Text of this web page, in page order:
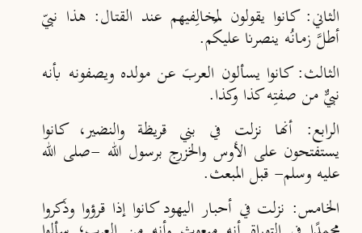
الثاني: كانوا يقولون لمُخالِفيهم عند القتال: هذا نبيّ
أطلَّ زمانُه ينصرنا عليكم.
الثالث: كانوا يسألون العربَ عن مولده ويصفونه بأنه
نبيٌّ من صفتِه كذا وكذا.
الرابع: أنها نزلت في بني قريظة والنضير، كانوا
يستفتحون على الأوس والخزرج برسول الله -صلى الله
عليه وسلم- قبل المبعث.
الخامس: نزلت في أحبار اليهود كانوا إذا قرؤوا وذَكروا